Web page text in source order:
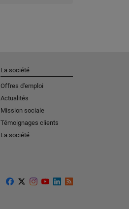
La société
Offres d'emploi
Actualités
Mission sociale
Témoignages clients
La société